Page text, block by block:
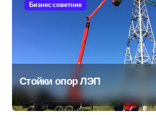
Бизнес советник
Стойки опор ЛЭП